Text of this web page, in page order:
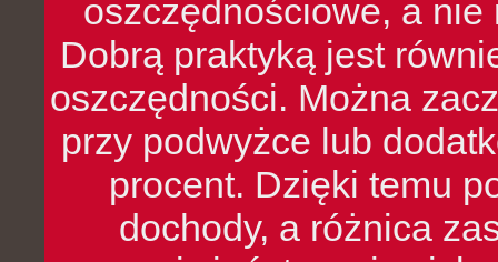
oszczędnościowe, a nie
Dobrą praktyką jest
oszczędności. Można
przy podwyżce lub
procent. Dzięki temu
dochody, a różnica